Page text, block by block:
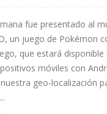
fue presentado al
un juego de Pokémon
que estará
móviles con
geo-localización